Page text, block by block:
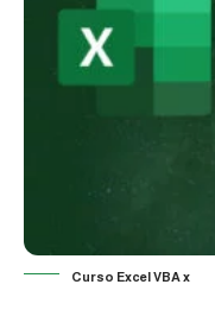
Curso Excel VBA x